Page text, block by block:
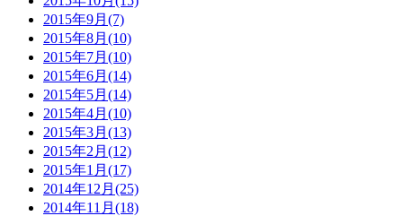
2015年9月(7)
2015年8月(10)
2015年7月(10)
2015年6月(14)
2015年5月(14)
2015年4月(10)
2015年3月(13)
2015年2月(12)
2015年1月(17)
2014年12月(25)
2014年11月(18)